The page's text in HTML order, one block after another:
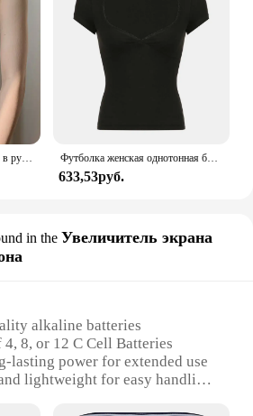
Футболка женская однотонная базовая с коротким рукавом и V-образным вырезом
633,53руб.
in the Увеличитель экрана
alkaline batteries
8, or 12 C Cell Batteries
lasting power for extended use
lightweight for easy handling